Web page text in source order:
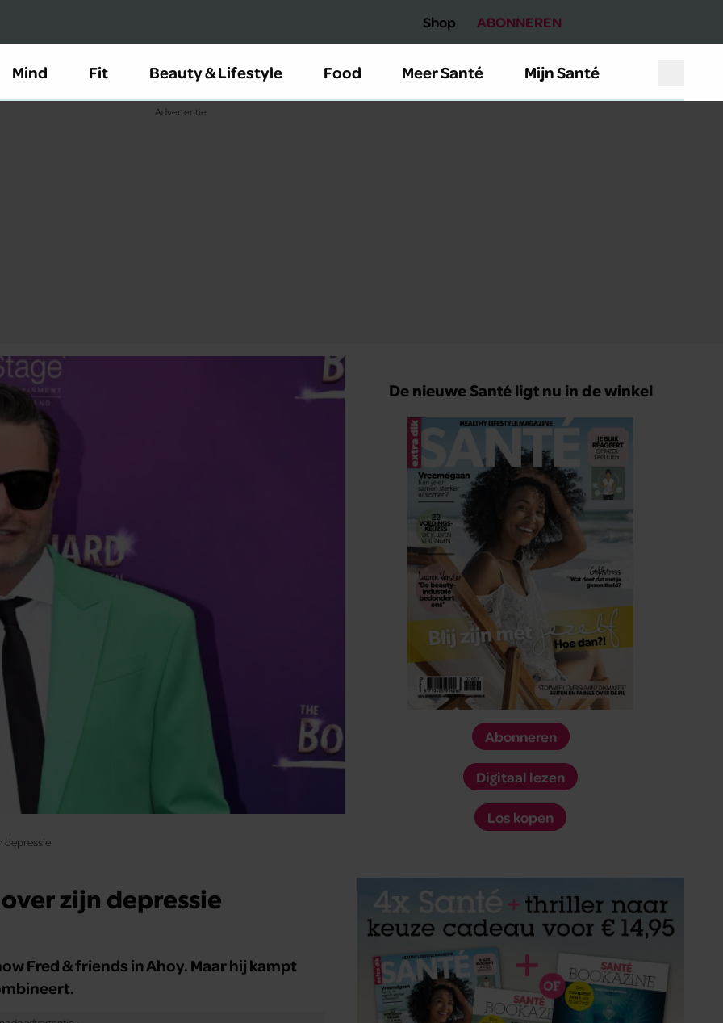
Shop ABONNEREN
Mind Fit Beauty & Lifestyle Food Meer Santé Mijn Santé
depressie
zijn depressie
Fred & friends in Ahoy. Maar hij kampt
De nieuwe Santé ligt nu in de winkel
Abonneren
Digitaal lezen
Los kopen